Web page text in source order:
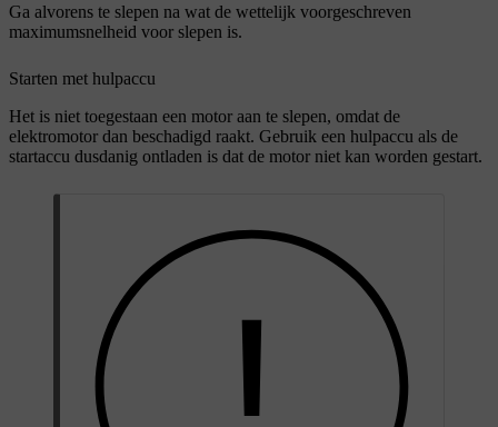
Ga alvorens te slepen na wat de wettelijk voorgeschreven
maximumsnelheid voor slepen is.
Starten met hulpaccu
Het is niet toegestaan een motor aan te slepen, omdat de
elektromotor dan beschadigd raakt. Gebruik een hulpaccu als de
startaccu dusdanig ontladen is dat de motor niet kan worden gestart.